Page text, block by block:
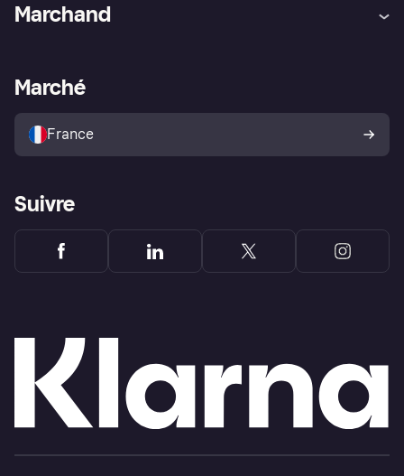
Explorez les magasins
Politique de protection de
l’acheteur Klarna
Marchand
Portail Marchand
Marché
France
Suivre